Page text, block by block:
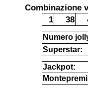
Combinazione
1
38
Numero
Superstar:
Jackpot: